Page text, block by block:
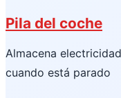
Pila del coche
Almacena
cuando está parado